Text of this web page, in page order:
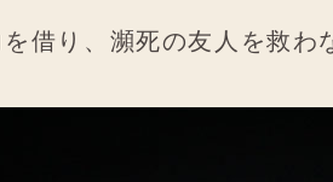
借り、瀕死の友人を救わ